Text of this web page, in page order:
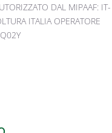
DAL MIPAAF: IT-
ITALIA OPERATORE